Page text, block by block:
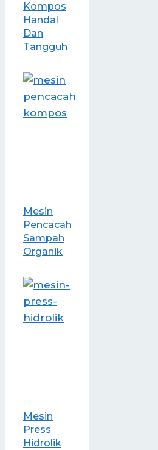
Kompos
Handal
Dan
Tangguh
Mesin
Pencacah
Sampah
Organik
Mesin
Press
Hidrolik